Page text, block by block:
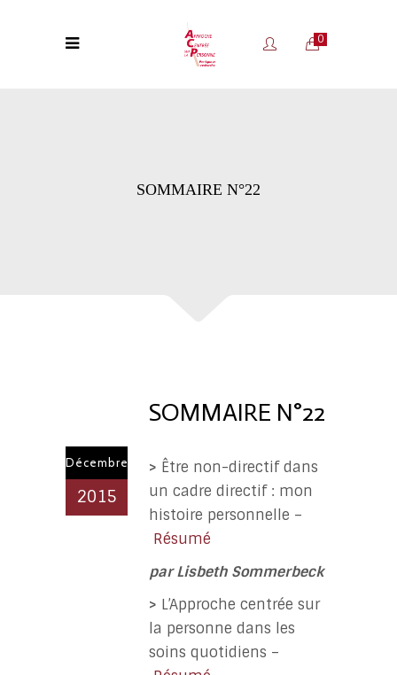
0
SOMMAIRE N°22
.
SOMMAIRE N°22
Décembre
2015
> Être non-directif dans
un cadre directif : mon
histoire personnelle –
Résumé
parLisbeth Sommerbeck
> L’Approche centrée sur
la personne dans les
soins quotidiens –